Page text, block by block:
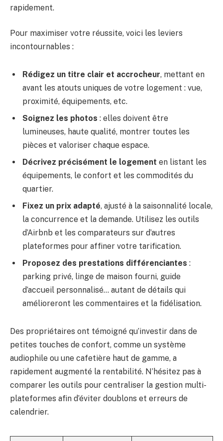
rapidement.
Pour maximiser votre réussite, voici les leviers
incontournables :
Rédigez un titre clair et accrocheur, mettant en
avant les atouts uniques de votre logement : vue,
proximité, équipements, etc.
Soignez les photos : elles doivent être
lumineuses, haute qualité, montrer toutes les
pièces et valoriser chaque espace.
Décrivez précisément le logement en listant les
équipements, le confort et les commodités du
quartier.
Fixez un prix adapté, ajusté à la saisonnalité locale,
la concurrence et la demande. Utilisez les outils
d’Airbnb et les comparateurs sur d’autres
plateformes pour affiner votre tarification.
Proposez des prestations différenciantes :
parking privé, linge de maison fourni, guide
d’accueil personnalisé… autant de détails qui
amélioreront les commentaires et la fidélisation.
Des propriétaires ont témoigné qu’investir dans de
petites touches de confort, comme un système
audiophile ou une cafetière haut de gamme, a
rapidement augmenté la rentabilité. N’hésitez pas à
comparer les outils pour centraliser la gestion multi-
plateformes afin d’éviter doublons et erreurs de
calendrier.